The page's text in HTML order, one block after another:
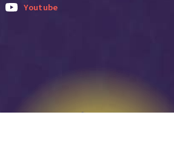
Youtube